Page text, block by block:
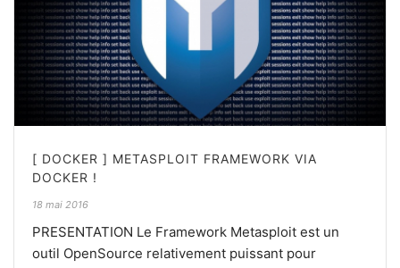
[ DOCKER ] METASPLOIT FRAMEWORK VIA
DOCKER !
18 mai 2016
PRESENTATION Le Framework Metasploit est un
outil OpenSource relativement puissant pour